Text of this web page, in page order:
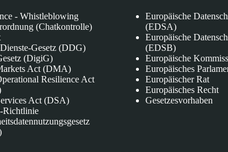
- Whistleblowing
(Chatkontrolle)
Gesetz (DDG)
(DigiG)
Act (DMA)
Resilience Act
Act (DSA)
Richtlinie
Europäische
(EDSA)
Europäische
(EDSB)
Europäische
Europäisches
Europäischer Rat
Europäisches Recht
Gesetzesvorhaben